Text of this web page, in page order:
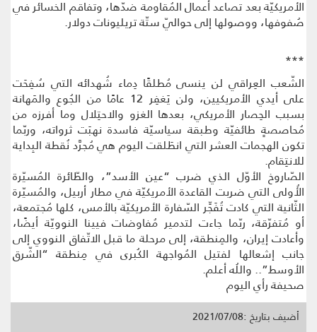
الأمريكيّة بعد تصاعد أعمال المُقاومة ضدّها، وتفاقم الخسائر في
صُفوفها، ووصولها إلى حواليّ ستّة تريليونات دولار.
***
الشّعب العِراقي لن ينسى مُطلقًا دِماء شُهدائه التي سُفِحَت
على أيدي الأمريكيين، ولن يَغفِر 12 عامًا من الجُوع والمَهانة
بسبب الحِصار الأمريكي، بعدها الغزو والاحتِلال وما أفرزه من
مُحاصصةٍ طائفيّة وطبقة سياسيّة فاسدة نهبَت ثرواته، وربّما
تكون الهجمات العشر التي انطَلقت اليوم هي مُجرَّد نُقطة البِداية
للانتِقام.
الصّاروخ الأوّل الذي ضرب “عين الأسد”، والطّائرة المُسيّرة
الأُولى التي ضربت القاعدة الأمريكيّة في مطار أربيل، والمُسيّرة
الثّانية التي كادت تُفَجِّر السّفارة الأمريكيّة بالأمس، كلها مُجتمعة،
أو مُتفرّقة، ربّما جاءت لتدمير مُفاوضات فيينا النوويّة أيضًا،
وأعادت إيران، والمِنطقة، إلى مرحلة ما قبل الاتّفاق النووي إلى
جانب إشعالها لفتيل المُواجهة الكُبرى في مِنطقة “الشّرق
الأوسط”.. واللُه أعلم.
صحيفة رأي اليوم
أضيف بتاريخ :2021/07/08